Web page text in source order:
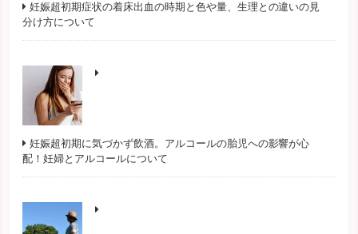
妊娠超初期症状の着床出血の時期と色や量、生理との違いの見
分け方について
妊娠超初期に気づかず飲酒。アルコールの胎児への影響が心
配！妊婦とアルコールについて